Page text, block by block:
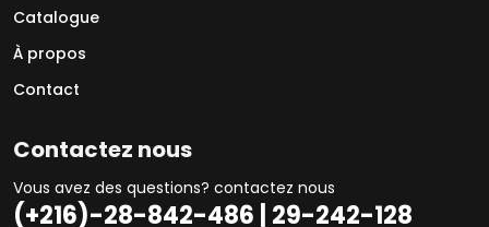
Catalogue
À propos
Contact
Contactez nous
Vous avez des questions? contactez nous
(+216)-28-842-486 | 29-242-128